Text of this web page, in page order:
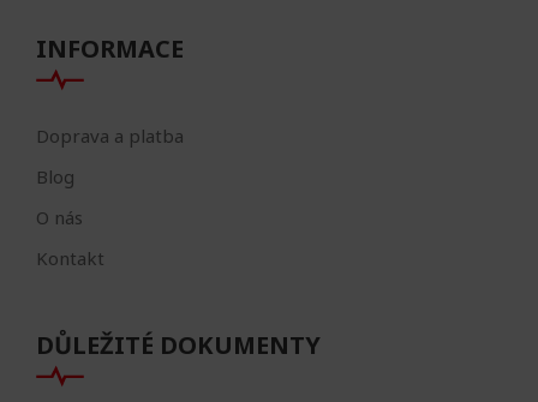
INFORMACE
Doprava a platba
Blog
O nás
Kontakt
DŮLEŽITÉ DOKUMENTY